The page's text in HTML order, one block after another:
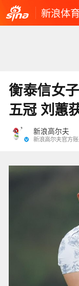
新浪体
衡泰信女
五冠 刘
新浪高尔夫
新浪高尔夫官方